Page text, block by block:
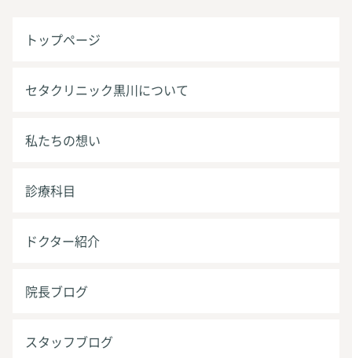
トップページ
セタクリニック黒川について
私たちの想い
診療科目
ドクター紹介
院長ブログ
スタッフブログ